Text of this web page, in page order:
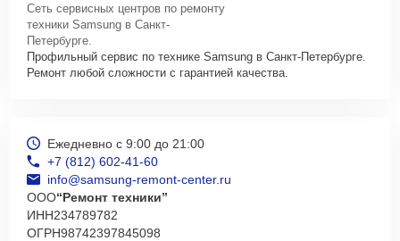
Сеть сервисных центров по ремонту
техники Samsung в Санкт-
Петербурге.
Профильный сервис по технике Samsung в Санкт-Петербурге.
Ремонт любой сложности с гарантией качества.
Ежедневно с 9:00 до 21:00
+7 (812) 602-41-60
info@samsung-remont-center.ru
ООО“Ремонт техники”
ИНН234789782
ОГРН98742397845098